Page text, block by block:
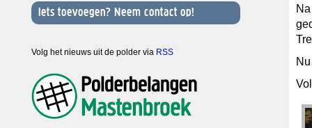
Iets toevoegen? Neem contact op!
Volg het nieuws uit de polder via RSS